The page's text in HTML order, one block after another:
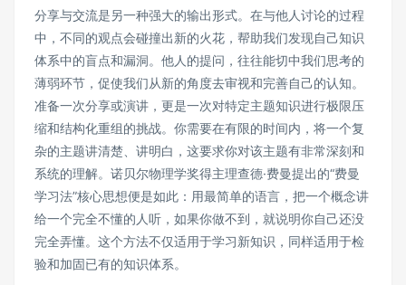
分享与交流是另一种强大的输出形式。在与他人讨论的过程
中，不同的观点会碰撞出新的火花，帮助我们发现自己知识
体系中的盲点和漏洞。他人的提问，往往能切中我们思考的
薄弱环节，促使我们从新的角度去审视和完善自己的认知。
准备一次分享或演讲，更是一次对特定主题知识进行极限压
缩和结构化重组的挑战。你需要在有限的时间内，将一个复
杂的主题讲清楚、讲明白，这要求你对该主题有非常深刻和
系统的理解。诺贝尔物理学奖得主理查德·费曼提出的“费曼
学习法”核心思想便是如此：用最简单的语言，把一个概念讲
给一个完全不懂的人听，如果你做不到，就说明你自己还没
完全弄懂。这个方法不仅适用于学习新知识，同样适用于检
验和加固已有的知识体系。